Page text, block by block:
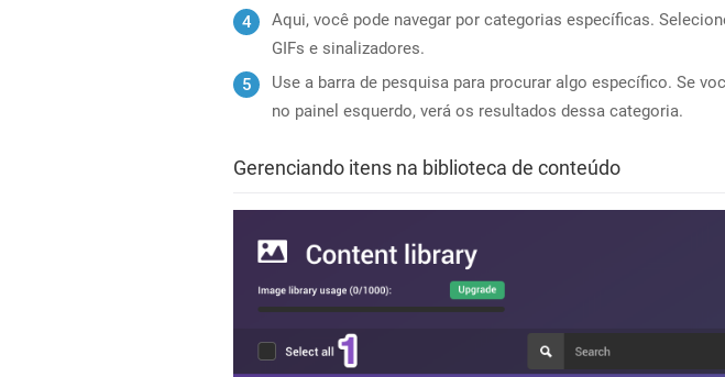
Aqui, você pode navegar por categorias específicas.
GIFs e sinalizadores.
Use a barra de pesquisa para procurar algo específico. Se
no painel esquerdo, verá os resultados dessa categoria.
Gerenciando itens na biblioteca de conteúdo